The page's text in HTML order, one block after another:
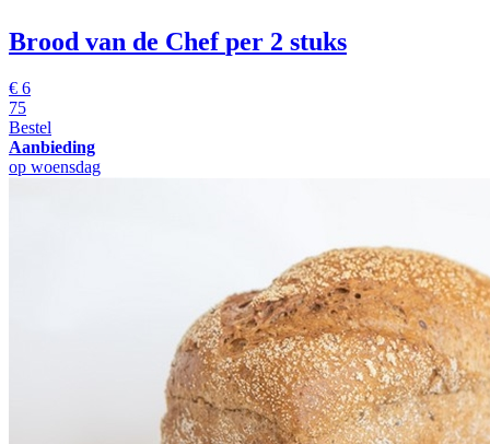
Brood van de Chef per 2 stuks
€ 6
75
Bestel
Aanbieding
op woensdag